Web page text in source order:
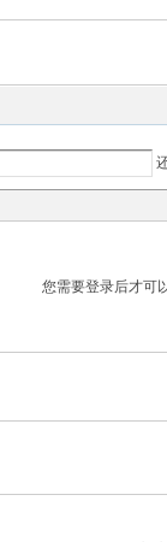
您需要登录后才可